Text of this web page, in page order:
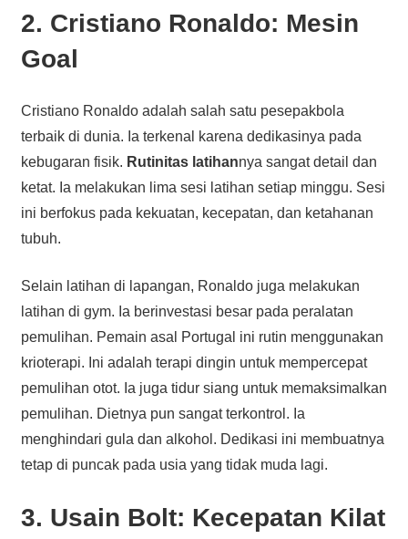
2. Cristiano Ronaldo: Mesin
Goal
Cristiano Ronaldo adalah salah satu pesepakbola
terbaik di dunia. Ia terkenal karena dedikasinya pada
kebugaran fisik. Rutinitas latihannya sangat detail dan
ketat. Ia melakukan lima sesi latihan setiap minggu. Sesi
ini berfokus pada kekuatan, kecepatan, dan ketahanan
tubuh.
Selain latihan di lapangan, Ronaldo juga melakukan
latihan di gym. Ia berinvestasi besar pada peralatan
pemulihan. Pemain asal Portugal ini rutin menggunakan
krioterapi. Ini adalah terapi dingin untuk mempercepat
pemulihan otot. Ia juga tidur siang untuk memaksimalkan
pemulihan. Dietnya pun sangat terkontrol. Ia
menghindari gula dan alkohol. Dedikasi ini membuatnya
tetap di puncak pada usia yang tidak muda lagi.
3. Usain Bolt: Kecepatan Kilat